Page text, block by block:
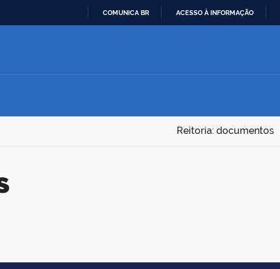
CONTEÚDO
COMUNICA BR ACESSO À INFORMAÇÃO
Reitoria: documentos